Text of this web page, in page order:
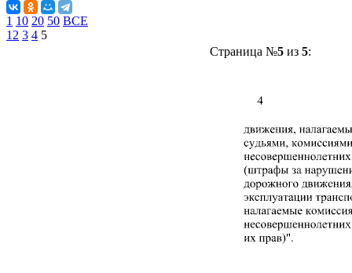
1 10 20 50 ВСЕ
1 2 3 4 5
Страница №5из 5: